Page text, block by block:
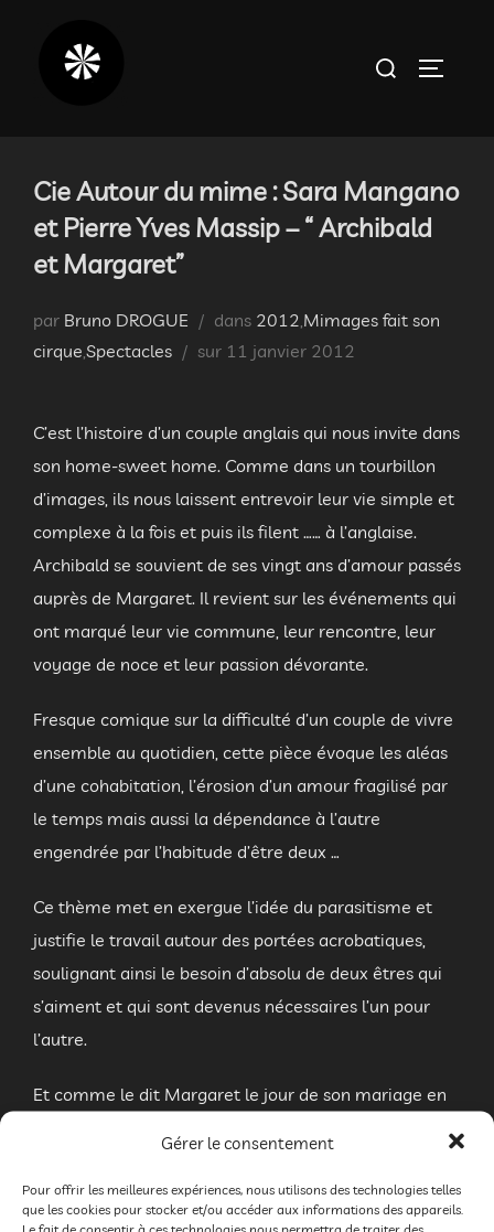
Gérer le consentement
Pour offrir les meilleures expériences, nous utilisons des technologies telles
que les cookies pour stocker et/ou accéder aux informations des appareils.
Le fait de consentir à ces technologies nous permettra de traiter des
Rechercher :
Cie Autour du mime : Sara Mangano
et Pierre Yves Massip – “ Archibald
et Margaret”
par Bruno DROGUE dans 2012 Mimages fait son
cirque Spectacles sur Publié
11 janvier 2012
C’est l’histoire d’un couple anglais qui nous invite dans
son home-sweet home. Comme dans un tourbillon
d’images, ils nous laissent entrevoir leur vie simple et
complexe à la fois et puis ils filent …… à l’anglaise.
Archibald se souvient de ses vingt ans d’amour passés
auprès de Margaret. Il revient sur les événements qui
ont marqué leur vie commune, leur rencontre, leur
voyage de noce et leur passion dévorante.
Fresque comique sur la difficulté d’un couple de vivre
ensemble au quotidien, cette pièce évoque les aléas
d’une cohabitation, l’érosion d’un amour fragilisé par
le temps mais aussi la dépendance à l’autre
engendrée par l’habitude d’être deux …
Ce thème met en exergue l’idée du parasitisme et
justifie le travail autour des portées acrobatiques,
soulignant ainsi le besoin d’absolu de deux êtres qui
s’aiment et qui sont devenus nécessaires l’un pour
l’autre.
Et comme le dit Margaret le jour de son mariage en
Dès lors, ils vivent accrochés l’un à l’autre et ne se